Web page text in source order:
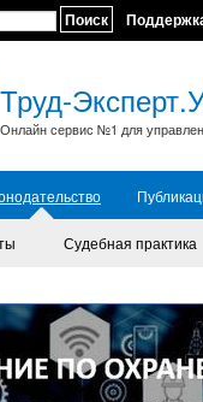
Поиск
Труд-
Онлайн сервис №1 для
Судебная практика